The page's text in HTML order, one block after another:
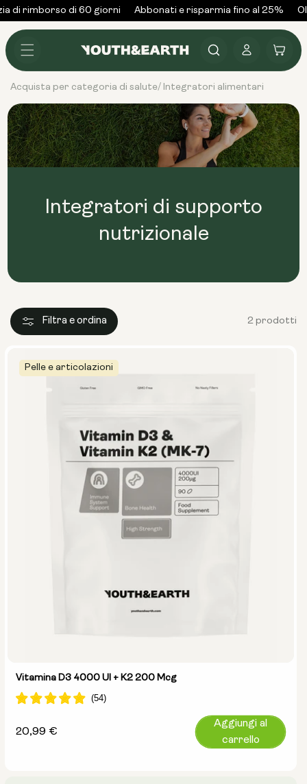
Vai al
contenuto
di rimborso di 60 giorni Abbonati e risparmia fino al 25%
Accedi Carrello
Acquista per categoria di salute/ Integratori alimentari
Integratori di supporto
nutrizionale
Filtra e ordina 2 prodotti
Pelle e articolazioni
Vitamina D3 4000 UI + K2 200 Mcg
Prezzo
20,99 €
Aggiungi al
carrello